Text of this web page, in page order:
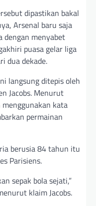
dipastikan bakal
Arsenal baru saja
dengan menyabet
puasa gelar liga
dua dekade.
langsung ditepis oleh
Jacobs. Menurut
kata
permainan
berusia 84 tahun itu
Parisiens.
sepak bola sejati,”
klaim Jacobs.